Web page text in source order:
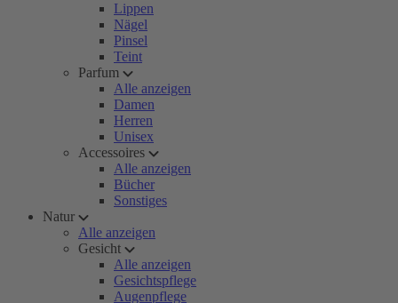
Lippen
Nägel
Pinsel
Teint
Parfum
Alle anzeigen
Damen
Herren
Unisex
Accessoires
Alle anzeigen
Bücher
Sonstiges
Natur
Alle anzeigen
Gesicht
Alle anzeigen
Gesichtspflege
Augenpflege